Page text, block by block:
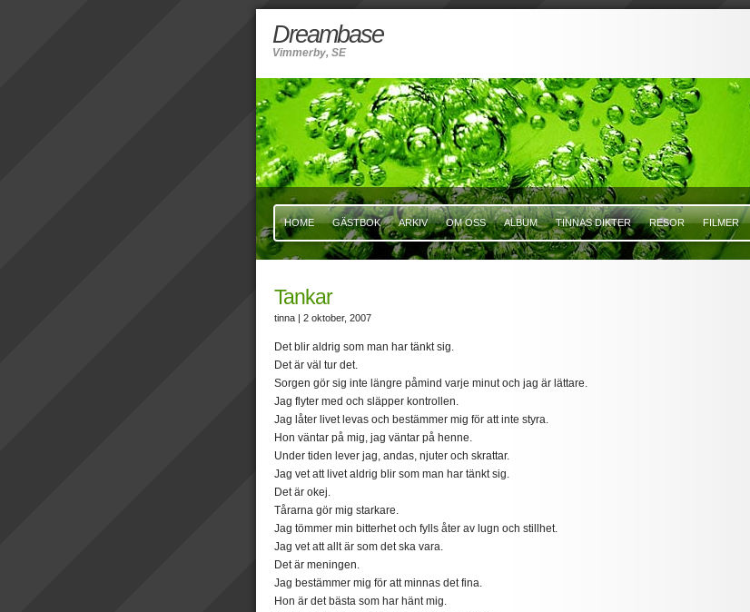
Dreambase
Vimmerby, SE
HOME GÄSTBOK ARKIV OM OSS ALBUM TINNAS DIKTER RESOR FILMER
Tankar
tinna | 2 oktober, 2007
Det blir aldrig som man har tänkt sig.
Det är väl tur det.
Sorgen gör sig inte längre påmind varje minut och jag är lättare.
Jag flyter med och släpper kontrollen.
Jag låter livet levas och bestämmer mig för att inte styra.
Hon väntar på mig, jag väntar på henne.
Under tiden lever jag, andas, njuter och skrattar.
Jag vet att livet aldrig blir som man har tänkt sig.
Det är okej.
Tårarna gör mig starkare.
Jag tömmer min bitterhet och fylls åter av lugn och stillhet.
Jag vet att allt är som det ska vara.
Det är meningen.
Jag bestämmer mig för att minnas det fina.
Hon är det bästa som har hänt mig.